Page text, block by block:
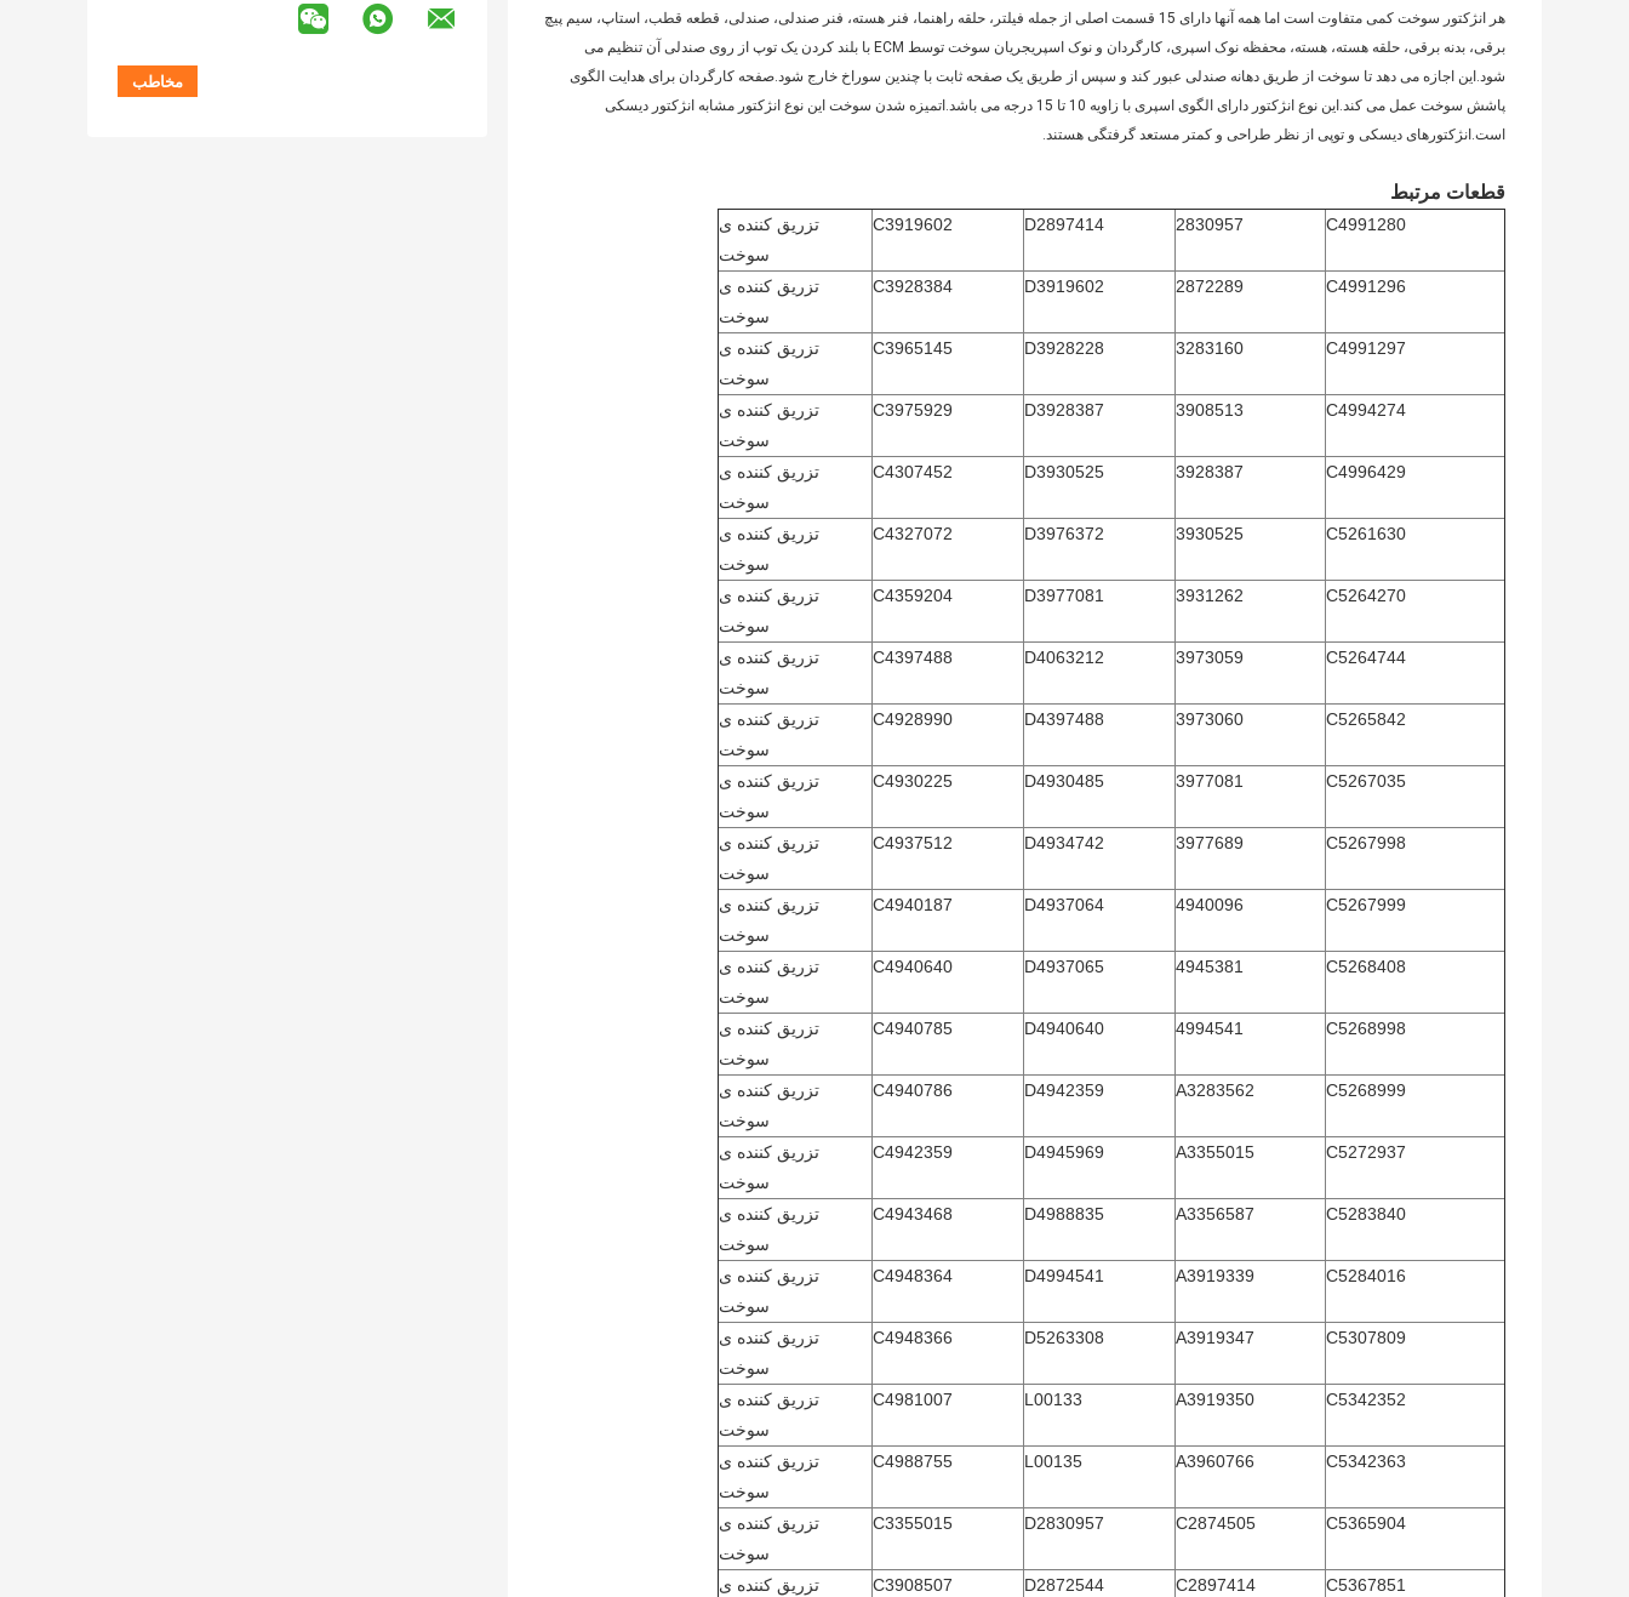
هر انژکتور سوخت کمی متفاوت است اما همه آنها دارای 15 قسمت اصلی از جمله فیلتر، حلقه راهنما، فنر هسته، فنر صندلی، صندلی، قطعه قطب، استاپ، سیم پیچ
برقی، بدنه برقی، حلقه هسته، هسته، محفظه نوک اسپری، کارگردان و نوک اسپریجریان سوخت توسط ECM با بلند کردن یک توپ از روی صندلی آن تنظیم می
شود.این اجازه می دهد تا سوخت از طریق دهانه صندلی عبور کند و سپس از طریق یک صفحه ثابت با چندین سوراخ خارج شود.صفحه کارگردان برای هدایت الگوی
پاشش سوخت عمل می کند.این نوع انژکتور دارای الگوی اسپری با زاویه 10 تا 15 درجه می باشد.اتمیزه شدن سوخت این نوع انژکتور مشابه انژکتور دیسکی
است.انژکتورهای دیسکی و توپی از نظر طراحی و کمتر مستعد گرفتگی هستند.
قطعات مرتبط
C4991280
2830957
D2897414
C3919602
تزریق کننده ی
سوخت
C4991296
2872289
D3919602
C3928384
تزریق کننده ی
سوخت
C4991297
3283160
D3928228
C3965145
تزریق کننده ی
سوخت
C4994274
3908513
D3928387
C3975929
تزریق کننده ی
سوخت
C4996429
3928387
D3930525
C4307452
تزریق کننده ی
سوخت
C5261630
3930525
D3976372
C4327072
تزریق کننده ی
سوخت
C5264270
3931262
D3977081
C4359204
تزریق کننده ی
سوخت
C5264744
3973059
D4063212
C4397488
تزریق کننده ی
سوخت
C5265842
3973060
D4397488
C4928990
تزریق کننده ی
سوخت
C5267035
3977081
D4930485
C4930225
تزریق کننده ی
سوخت
C5267998
3977689
D4934742
C4937512
تزریق کننده ی
سوخت
C5267999
4940096
D4937064
C4940187
تزریق کننده ی
سوخت
C5268408
4945381
D4937065
C4940640
تزریق کننده ی
سوخت
C5268998
4994541
D4940640
C4940785
تزریق کننده ی
سوخت
C5268999
A3283562
D4942359
C4940786
تزریق کننده ی
سوخت
C5272937
A3355015
D4945969
C4942359
تزریق کننده ی
سوخت
C5283840
A3356587
D4988835
C4943468
تزریق کننده ی
سوخت
C5284016
A3919339
D4994541
C4948364
تزریق کننده ی
سوخت
C5307809
A3919347
D5263308
C4948366
تزریق کننده ی
سوخت
C5342352
A3919350
L00133
C4981007
تزریق کننده ی
سوخت
C5342363
A3960766
L00135
C4988755
تزریق کننده ی
سوخت
C5365904
C2874505
D2830957
C3355015
تزریق کننده ی
سوخت
C5367851
C2897414
D2872544
C3908507
تزریق کننده ی